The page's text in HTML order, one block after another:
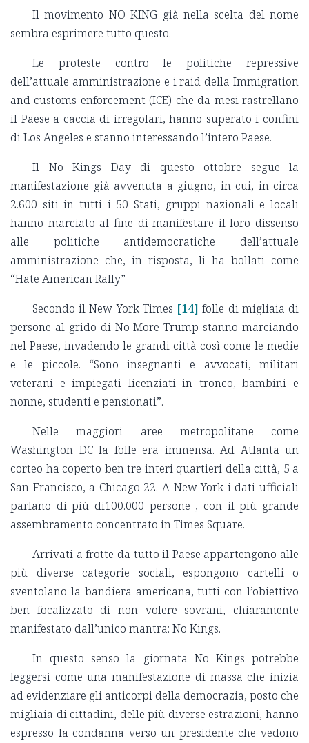
Il movimento NO KING già nella scelta del nome
sembra esprimere tutto questo.
Le proteste contro le politiche repressive
dell’attuale amministrazione e i raid della Immigration
and customs enforcement (ICE) che da mesi rastrellano
il Paese a caccia di irregolari, hanno superato i confini
di Los Angeles e stanno interessando l’intero Paese.
Il No Kings Day di questo ottobre segue la
manifestazione già avvenuta a giugno, in cui, in circa
2.600 siti in tutti i 50 Stati, gruppi nazionali e locali
hanno marciato al fine di manifestare il loro dissenso
alle politiche antidemocratiche dell’attuale
amministrazione che, in risposta, li ha bollati come
“Hate American Rally”
Secondo il New York Times [14] folle di migliaia di
persone al grido di No More Trump stanno marciando
nel Paese, invadendo le grandi città così come le medie
e le piccole. “Sono insegnanti e avvocati, militari
veterani e impiegati licenziati in tronco, bambini e
nonne, studenti e pensionati”.
Nelle maggiori aree metropolitane come
Washington DC la folle era immensa. Ad Atlanta un
corteo ha coperto ben tre interi quartieri della città, 5 a
San Francisco, a Chicago 22. A New York i dati ufficiali
parlano di più di100.000 persone , con il più grande
assembramento concentrato in Times Square.
Arrivati a frotte da tutto il Paese appartengono alle
più diverse categorie sociali, espongono cartelli o
sventolano la bandiera americana, tutti con l’obiettivo
ben focalizzato di non volere sovrani, chiaramente
manifestato dall’unico mantra: No Kings.
In questo senso la giornata No Kings potrebbe
leggersi come una manifestazione di massa che inizia
ad evidenziare gli anticorpi della democrazia, posto che
migliaia di cittadini, delle più diverse estrazioni, hanno
espresso la condanna verso un presidente che vedono